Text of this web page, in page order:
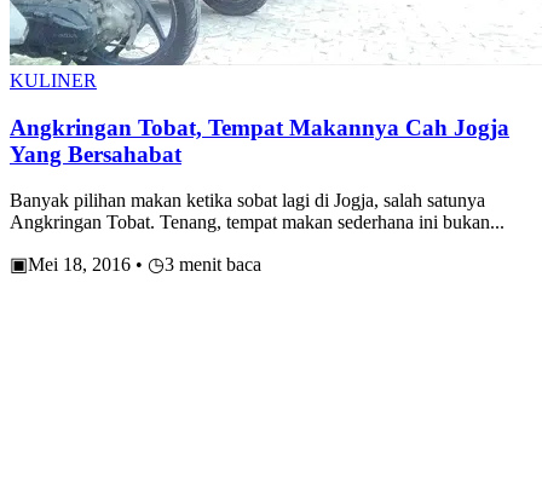
KULINER
Angkringan Tobat, Tempat Makannya Cah Jogja
Yang Bersahabat
Banyak pilihan makan ketika sobat lagi di Jogja, salah satunya
Angkringan Tobat. Tenang, tempat makan sederhana ini bukan...
▣Mei 18, 2016 • ◷3 menit baca